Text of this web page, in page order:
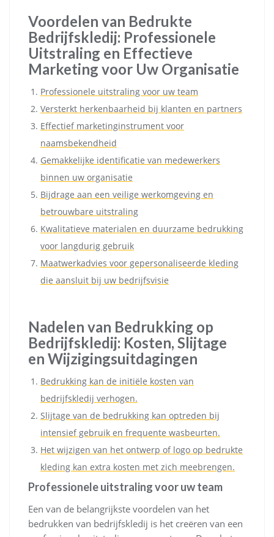
Voordelen van Bedrukte
Bedrijfskledij: Professionele
Uitstraling en Effectieve
Marketing voor Uw Organisatie
Professionele uitstraling voor uw team
Versterkt herkenbaarheid bij klanten en partners
Effectief marketinginstrument voor
naamsbekendheid
Gemakkelijke identificatie van medewerkers
binnen uw organisatie
Bijdrage aan een veilige werkomgeving en
betrouwbare uitstraling
Kwalitatieve materialen en duurzame bedrukking
voor langdurig gebruik
Maatwerkadvies voor gepersonaliseerde kleding
die aansluit bij uw bedrijfsvisie
Nadelen van Bedrukking op
Bedrijfskledij: Kosten, Slijtage
en Wijzigingsuitdagingen
Bedrukking kan de initiële kosten van
bedrijfskledij verhogen.
Slijtage van de bedrukking kan optreden bij
intensief gebruik en frequente wasbeurten.
Het wijzigen van het ontwerp of logo op bedrukte
kleding kan extra kosten met zich meebrengen.
Professionele uitstraling voor uw team
Een van de belangrijkste voordelen van het
bedrukken van bedrijfskledij is het creëren van een